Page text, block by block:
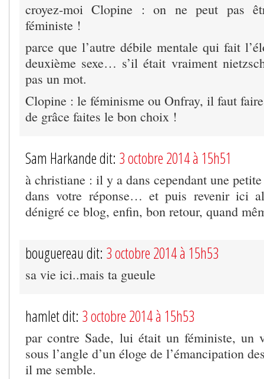
croyez-moi Clopine : on ne peut pas
féministe !
parce que l’autre débile mentale qui fait
deuxième sexe… s’il était vraiment
pas un mot.
Clopine : le féminisme ou Onfray, il faut
de grâce faites le bon choix !
Sam Harkande dit: 3 octobre 2014 à 15h51
à christiane : il y a dans cependant une
dans votre réponse… et puis revenir ici
dénigré ce blog, enfin, bon retour, quand
bouguereau dit: 3 octobre 2014 à 15h53
sa vie ici..mais ta gueule
hamlet dit: 3 octobre 2014 à 15h53
par contre Sade, lui était un féministe, un
sous l’angle d’un éloge de l’émancipation
il me semble.